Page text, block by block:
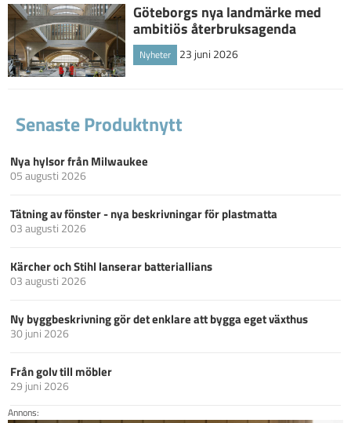
Göteborgs nya landmärke med
ambitiös återbruksagenda
Nyheter 23 juni 2026
Senaste Produktnytt
Nya hylsor från Milwaukee
05 augusti 2026
Tätning av fönster - nya beskrivningar för plastmatta
03 augusti 2026
Kärcher och Stihl lanserar batteriallians
03 augusti 2026
Ny byggbeskrivning gör det enklare att bygga eget växthus
30 juni 2026
Från golv till möbler
29 juni 2026
Annons: